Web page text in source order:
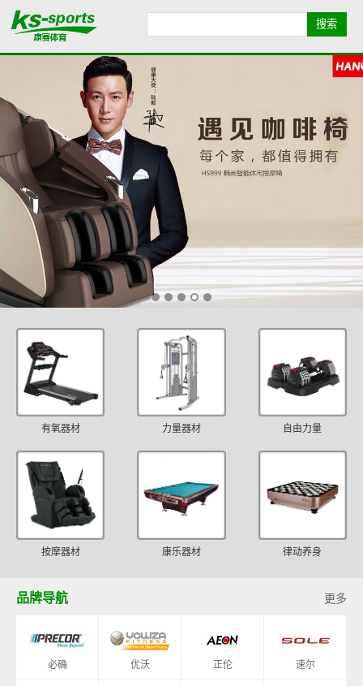
品牌导航 康赛简介
健身资讯
有氧器材 力量器材 自由力量
按摩器材 康乐器材 律动养身
更多
品牌导航
必确 优沃 正伦 速尔